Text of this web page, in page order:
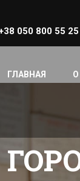
050 800 55 25
ГЛАВНАЯ